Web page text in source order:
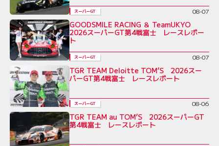
スーパーGT 08-07
GOODSMILE RACING ＆ TeamUKYO
2026スーパーGT第4戦富士 レースレポー
ト
スーパーGT 08-07
TGR TEAM Deloitte TOM’S 2026スー
パーGT第4戦富士 レースレポート
スーパーGT 08-06
TGR TEAM au TOM’S 2026スーパーGT
第4戦富士 レースレポート